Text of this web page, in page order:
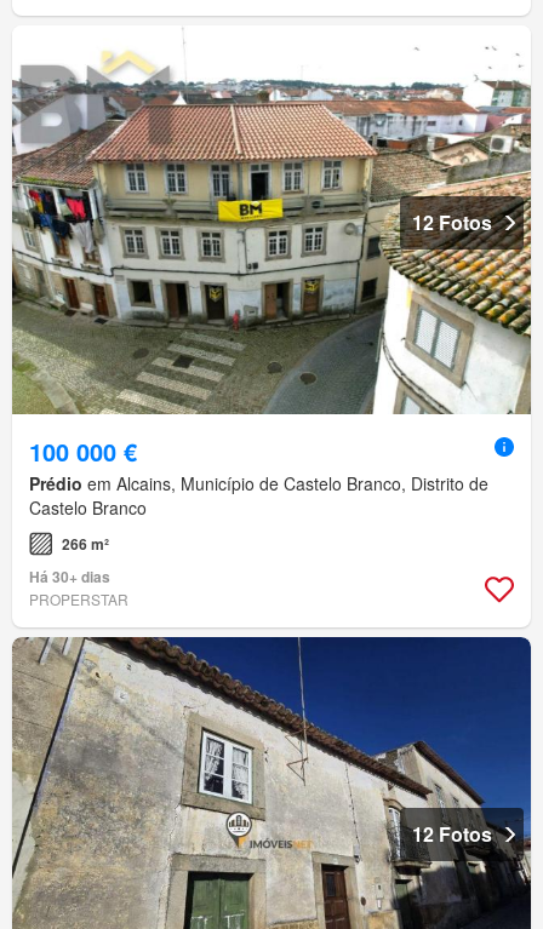
12 Fotos
100 000 €
Prédio em Alcains, Município de Castelo Branco, Distrito de
Castelo Branco
266 m²
Há 30+ dias
PROPERSTAR
12 Fotos